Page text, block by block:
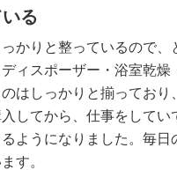
る
かりと整っているので、
ィスポーザー・浴室乾燥
はしっかりと揃っており
してから、仕事をしてい
ようになりました。毎日
す。